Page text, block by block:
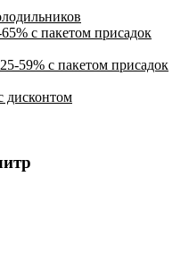
с пакетом присадок
59% с пакетом присадок
дисконтом